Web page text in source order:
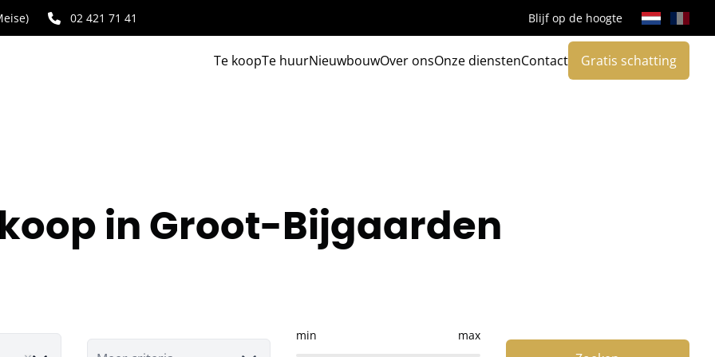
02 421 71 41 Blijf op de hoogte
Te koopTe huurNieuwbouwOver onsOnze dienstenContact Gratis schatting
in Groot-Bijgaarden
min max